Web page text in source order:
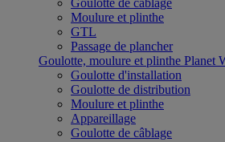
Goulotte de câblage
Moulure et plinthe
GTL
Passage de plancher
Goulotte, moulure et plinthe Planet
Goulotte d'installation
Goulotte de distribution
Moulure et plinthe
Appareillage
Goulotte de câblage